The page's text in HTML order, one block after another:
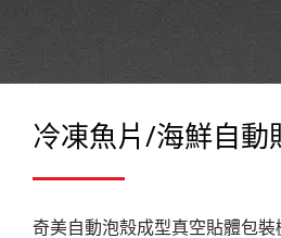
冷凍魚片/海鮮自動
奇美自動泡殼成型真空貼體包